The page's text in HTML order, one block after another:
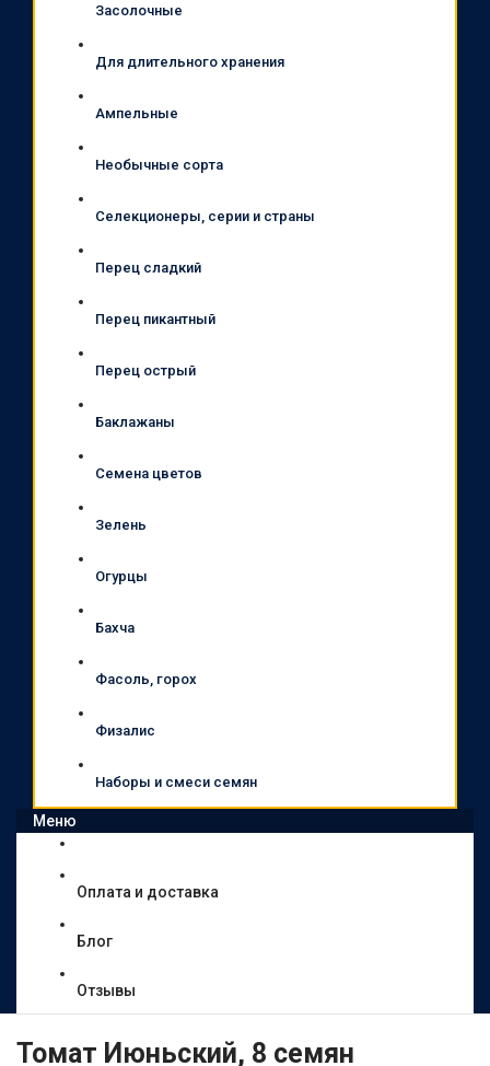
Засолочные
Для длительного хранения
Ампельные
Необычные сорта
Селекционеры, серии и страны
Перец сладкий
Перец пикантный
Перец острый
Баклажаны
Семена цветов
Зелень
Огурцы
Бахча
Фасоль, горох
Физалис
Наборы и смеси семян
Меню
Оплата и доставка
Блог
Отзывы
Томат Июньский, 8 семян